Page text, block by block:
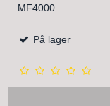
MF4000
På lager